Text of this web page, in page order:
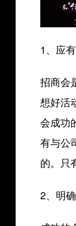
1、应
招商会
想好活
会成功
有与公
的。只
2、明